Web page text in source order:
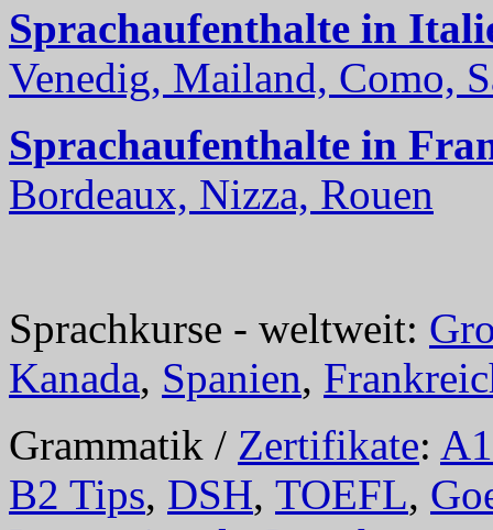
Sprachaufenthalte in
Venedig, Mailand, Como,
Sprachaufenthalte in
Bordeaux, Nizza, Rouen
Sprachkurse - weltweit:
Kanada, Spanien,
Grammatik / Zertifikate: A1
B2 Tips, DSH, TOEFL,